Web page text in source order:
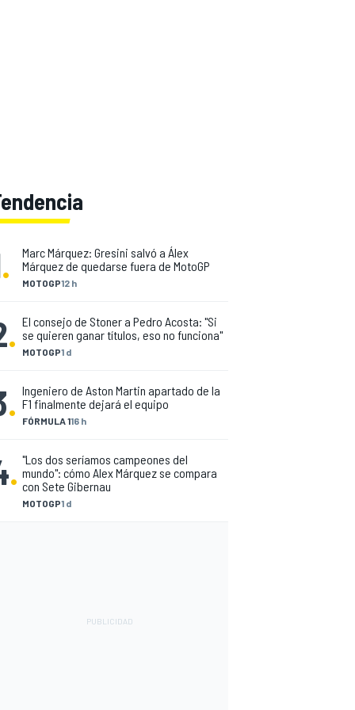
. MOTOGP12 h
Marc Márquez: Gresini salvó a Álex
Márquez de quedarse fuera de MotoGP
. MOTOGP1 d
El consejo de Stoner a Pedro Acosta: "Si
se quieren ganar títulos, eso no funciona"
. FÓRMULA 116 h
Ingeniero de Aston Martin apartado de la
F1 finalmente dejará el equipo
.
MOTOGP1 d
"Los dos seríamos campeones del
mundo": cómo Alex Márquez se compara
con Sete Gibernau